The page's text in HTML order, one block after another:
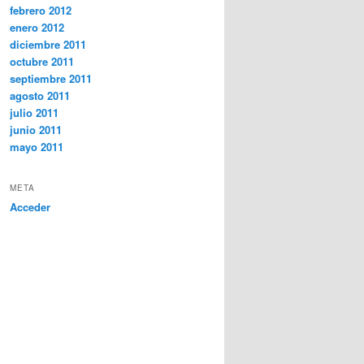
febrero 2012
enero 2012
diciembre 2011
octubre 2011
septiembre 2011
agosto 2011
julio 2011
junio 2011
mayo 2011
META
Acceder